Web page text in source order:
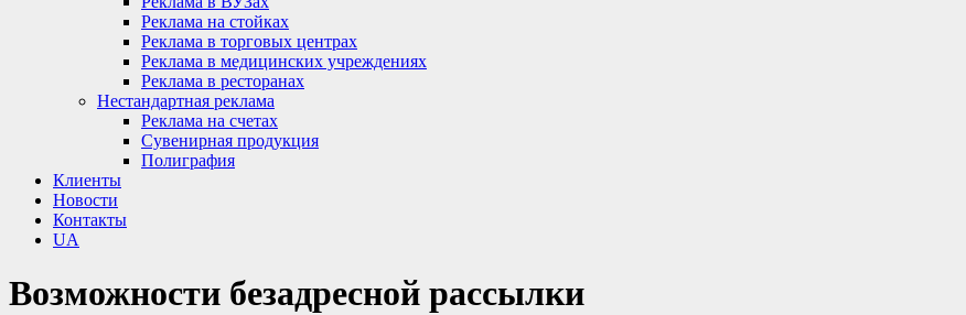
Реклама на стойках
Реклама в торговых центрах
Реклама в медицинских учреждениях
Реклама в ресторанах
Нестандартная реклама
Реклама на счетах
Сувенирная продукция
Полиграфия
Клиенты
Новости
Контакты
UA
Возможности безадресной рассылки